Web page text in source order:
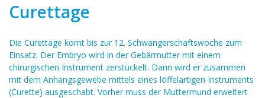
Curettage
Die Curettage komt bis zur 12. Schwangerschaftswoche zum
Einsatz. Der Embryo wird in der Gebärmutter mit einem
chirurgischen Instrument zerstückelt. Dann wird er zusammen
mit dem Anhangsgewebe mittels eines löffelartigen Instruments
(Curette) ausgeschabt. Vorher muss der Muttermund erweitert